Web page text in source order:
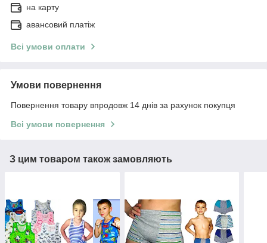
на карту
авансовий платіж
Всі умови оплати
Умови повернення
Повернення товару впродовж 14 днів за рахунок покупця
Всі умови повернення
З цим товаром також замовляють